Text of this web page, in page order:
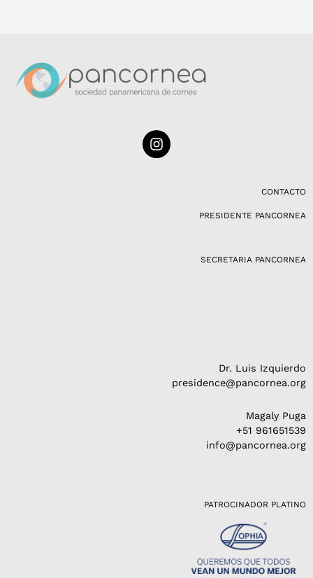
I
n
CONTACTO
PRESIDENTE PANCORNEA
SECRETARIA PANCORNEA
Dr. Luis Izquierdo
presidence@pancornea.org
Magaly Puga
+51 961651539
info@pancornea.org
PATROCINADOR PLATINO